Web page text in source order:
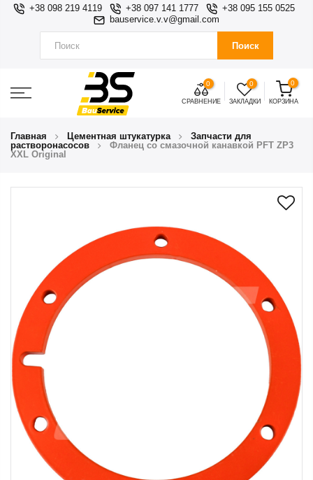
+38 098 219 4119 +38 097 141 1777
+38 095 155 0525
bauservice.v.v@gmail.com
Поиск
0
СРАВНЕНИЕ
0
ЗАКЛАДКИ
0
КОРЗИНА
Главная Цементная штукатурка
Запчасти для
растворонасосов
Фланец со смазочной канавкой PFT ZP3
XXL Original